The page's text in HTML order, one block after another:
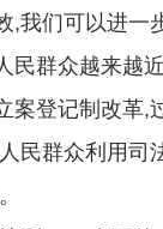
们可以进一
群众越来越近
案登记制改革,
民群众利用司